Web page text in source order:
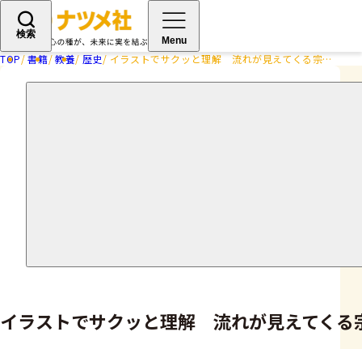
検索
Menu
TOP 書籍 教養 歴史 イラストでサクッと理解 流れが見えてくる宗教史図鑑
イラストでサクッと理解 流れが見えてくる